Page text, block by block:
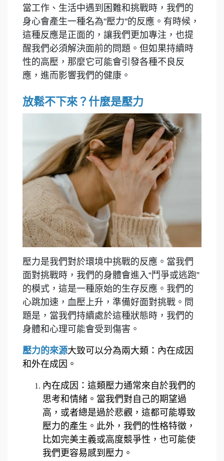
當工作、生活中遇到困難和挑戰時，我們的
身心會產生一種名為"壓力"的反應。有時候，
這種反應是正面的，讓我們更加專注，也提
醒我們必須解決面前的問題。但如果持續時
性的高壓，那麼它可能會引發各種不良反
應，進而影響我們的健康。
放鬆不下來？什麼是壓力
壓力是我們對於環境中挑戰的反應。當我們
面對挑戰時，我們的身體會進入“鬥爭或逃跑”
的模式，這是一種原始的生存反應。我們的
心跳加速，血壓上升，準備好面對挑戰。問
題是，當我們持續處於這種狀態時，我們的
身體和心理可能會受到傷害。
壓力的來源大致可以分為兩大類：內在成因
和外在成因。
內在成因：這類壓力通常來自於我們的
思考和情緒。當我們對自己的期望過
高，或者總是過於悲觀，這都可能導致
壓力的產生。此外，我們的性格特徵，
比如完美主義或高度競爭性，也可能使
我們更容易感到壓力。